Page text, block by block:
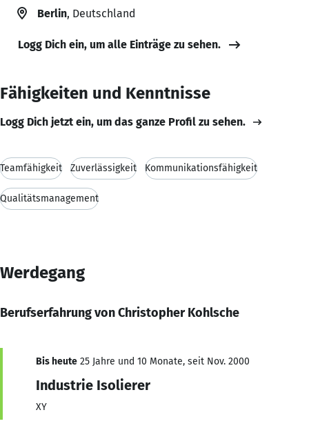
Berlin, Deutschland
Logg Dich ein, um alle Einträge zu sehen.
Fähigkeiten und Kenntnisse
Logg Dich jetzt ein, um das ganze Profil zu sehen.
Teamfähigkeit Zuverlässigkeit Kommunikationsfähigkeit
Qualitätsmanagement
Werdegang
Berufserfahrung von Christopher Kohlsche
Bis heute 25 Jahre und 10 Monate, seit Nov. 2000
Industrie Isolierer
XY